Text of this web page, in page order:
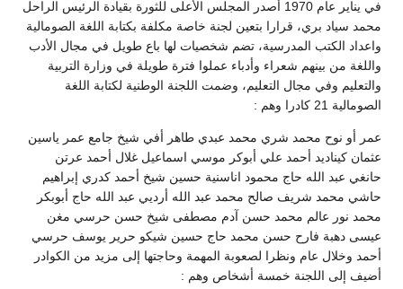
في يناير عام 1970 أصدر المجلس الأعلى للثورة بقيادة الرئيس الراحل
محمد سياد بري، قرارا بتعين لجنة خاصة مكلفة بكتابة اللغة الصومالية
واعداد الكتب المدرسية، تضم شخصيات لها باع طويل في مجال الأدب
واللغة من بينهم شعراء وأدباء عملوا فترة طويلة في وزارة التربية
والتعليم وفي مجال التعليم، وضمت اللجنة الوطنية لكتابة اللغة
الصومالية 21 كادرا وهم :
عمر أو نوح محمد شري محمد عبدي طاهر أفي شيخ جامع عمر ياسين
عثمان كيناديد أحمد علي أبوكر موسي اسماعيل غلال أحمد عرتن
حانغي عبد الله حاج محمود اناسنية حسين شيخ أحمد كدري إبراهيم
حاشي محمد شريف صالح محمد عبد الله أرديي عبد الله حاج أبوبكر
محمد نور عالم محمد حسن آدم مصطفى شيخ حسن حرسي مغن
عيسى دهبة فارح حسن محمد حاج حسين شيكو حرير يوسف حرسي
أحمد وخلال عام ونظرا لصعوبة المهمة وحاجتها إلى مزيد من الكوادر
أضيف إلى اللجنة خمسة أشخاص وهم :